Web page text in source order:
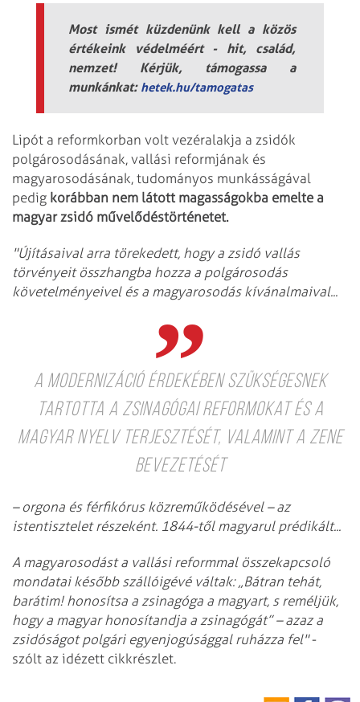
Most ismét küzdenünk kell a közös
értékeink védelméért - hit, család,
nemzet! Kérjük, támogassa a
munkánkat: hetek.hu/tamogatas
Lipót a re­form­korban volt vezéralakja a zsidók
polgárosodásának, vallási reformjának és
magyarosodásának, tudományos munkásságával
pedig korábban nem látott magasságokba emelte a
magyar zsidó művelődéstörténetet.
"Újításaival arra törekedett, hogy a zsidó vallás
törvényeit összhangba hozza a polgárosodás
követelményeivel és a magyarosodás kívánalmaival...
A modernizáció érdekében szükségesnek
tartotta a zsinagógai reformokat és a
magyar nyelv terjesztését, valamint a zene
bevezetését
– orgona és férfikórus közreműködésével – az
istentisztelet részeként. 1844-től magyarul prédikált...
A magyarosodást a vallási reformmal összekapcsoló
mondatai később szállóigévé váltak: „Bátran tehát,
barátim! honosítsa a zsinagóga a magyart, s reméljük,
hogy a magyar honosítandja a zsinagógát” – azaz a
zsidóságot polgári egyenjogúsággal ruházza fel"-
szólt az idézett cikkrészlet.